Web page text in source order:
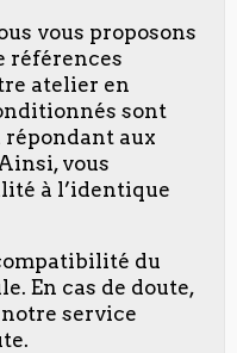
vous proposons
références
atelier en
sont
aux
vous
à l’identique
du
En cas de doute,
service